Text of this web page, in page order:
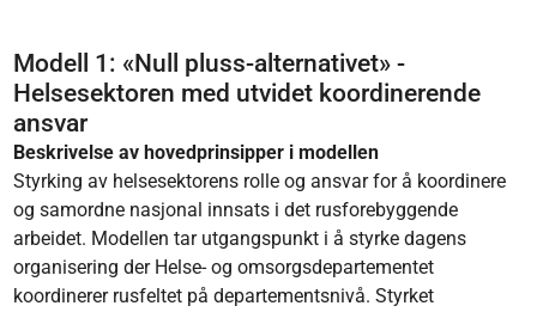
Modell 1: «Null pluss-alternativet» -
Helsesektoren med utvidet koordinerende
ansvar
Beskrivelse av hovedprinsipper i modellen​
Styrking av helsesektorens rolle og ansvar for å koordinere
og samordne nasjonal innsats i det rusforebyggende
arbeidet. Modellen tar utgangspunkt i å styrke dagens
organisering der Helse- og omsorgsdepartementet
koordinerer rusfeltet på departementsnivå. Styrket